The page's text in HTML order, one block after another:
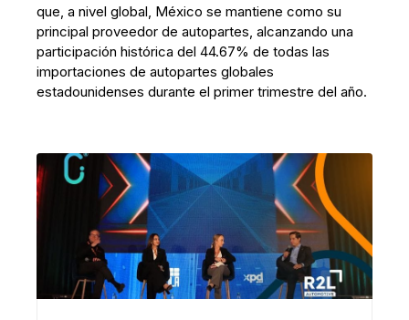
que, a nivel global, México se mantiene como su
principal proveedor de autopartes, alcanzando una
participación histórica del 44.67% de todas las
importaciones de autopartes globales
estadounidenses durante el primer trimestre del año.